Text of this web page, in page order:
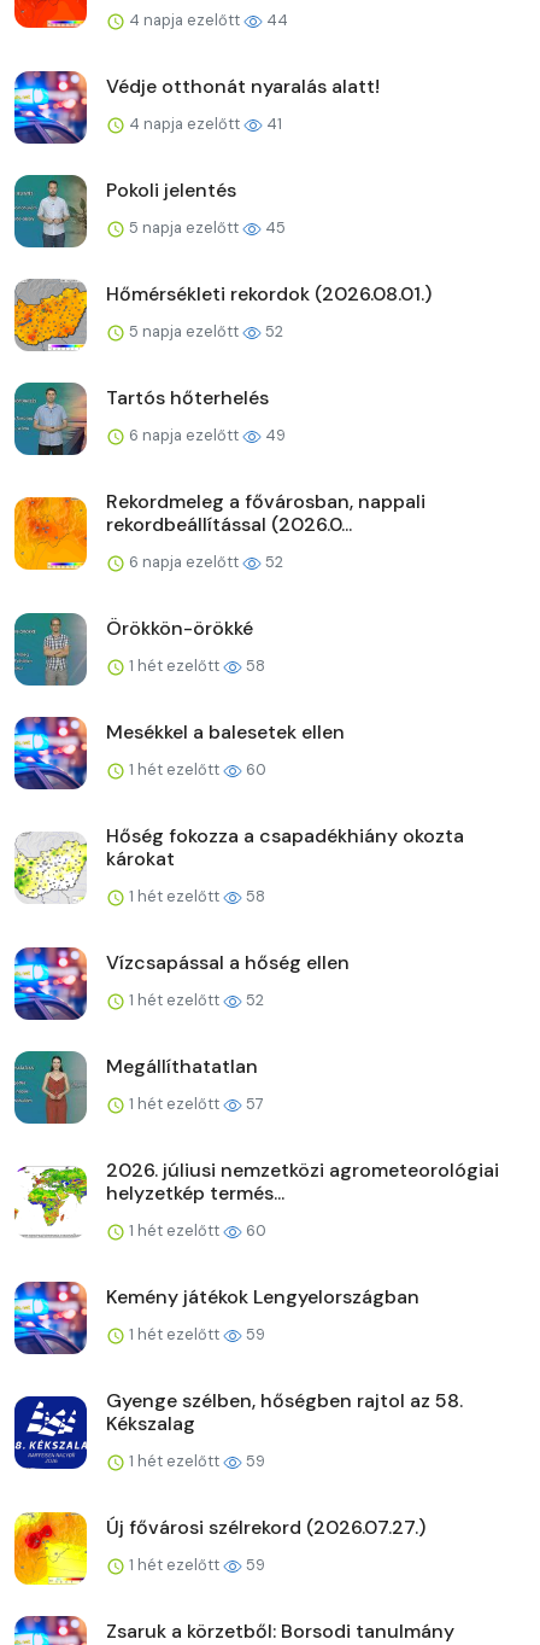
4 napja ezelőtt 44
Védje otthonát nyaralás alatt!
4 napja ezelőtt 41
Pokoli jelentés
5 napja ezelőtt 45
Hőmérsékleti rekordok (2026.08.01.)
5 napja ezelőtt 52
Tartós hőterhelés
6 napja ezelőtt 49
Rekordmeleg a fővárosban, nappali
rekordbeállítással (2026.0...
6 napja ezelőtt 52
Örökkön-örökké
1 hét ezelőtt 58
Mesékkel a balesetek ellen
1 hét ezelőtt 60
Hőség fokozza a csapadékhiány okozta
károkat
1 hét ezelőtt 58
Vízcsapással a hőség ellen
1 hét ezelőtt 52
Megállíthatatlan
1 hét ezelőtt 57
2026. júliusi nemzetközi agrometeorológiai
helyzetkép termés...
1 hét ezelőtt 60
Kemény játékok Lengyelországban
1 hét ezelőtt 59
Gyenge szélben, hőségben rajtol az 58.
Kékszalag
1 hét ezelőtt 59
Új fővárosi szélrekord (2026.07.27.)
1 hét ezelőtt 59
Zsaruk a körzetből: Borsodi tanulmány